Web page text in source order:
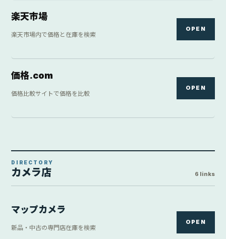
楽天市場
楽天市場内で価格と在庫を検索
OPEN
価格.com
価格比較サイトで価格を比較
OPEN
DIRECTORY
カメラ店 6 links
マップカメラ
新品・中古の専門店在庫を検索
OPEN